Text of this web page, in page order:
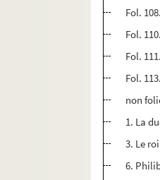
Fol.
Fol.
Fol.
Fol.
non
1. La
3. Le
6.